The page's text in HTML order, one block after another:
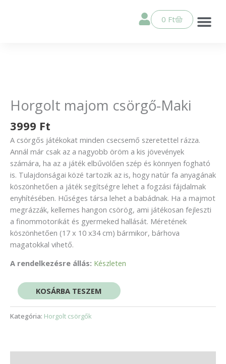
0 FtKosár
Horgolt majom csörgő-Maki
3999 Ft
A csörgős játékokat minden csecsemő szeretettel rázza.
Annál már csak az a nagyobb öröm a kis jövevények
számára, ha az a játék elbűvölően szép és könnyen fogható
is. Tulajdonságai közé tartozik az is, hogy natúr fa anyagának
köszönhetően a játék segítségre lehet a fogzási fájdalmak
enyhítésében. Hűséges társa lehet a babádnak. Ha a majmot
megrázzák, kellemes hangon csörög, ami játékosan fejleszti
a finommotorikát és gyermeked hallását. Méretének
köszönhetően (17 x 10 x34 cm) bármikor, bárhova
magatokkal vihető.
A rendelkezésre állás: Készleten
csörgő-
Maki
mennyiség
KOSÁRBA TESZEM
Kategória: Horgolt csörgők